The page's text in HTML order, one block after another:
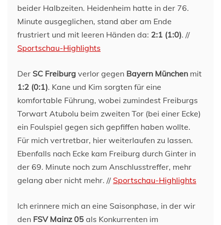
beider Halbzeiten. Heidenheim hatte in der 76.
Minute ausgeglichen, stand aber am Ende
frustriert und mit leeren Händen da: 2:1 (1:0). //
Sportschau-Highlights
Der SC Freiburg verlor gegen Bayern München mit
1:2 (0:1). Kane und Kim sorgten für eine
komfortable Führung, wobei zumindest Freiburgs
Torwart Atubolu beim zweiten Tor (bei einer Ecke)
ein Foulspiel gegen sich gepfiffen haben wollte.
Für mich vertretbar, hier weiterlaufen zu lassen.
Ebenfalls nach Ecke kam Freiburg durch Ginter in
der 69. Minute noch zum Anschlusstreffer, mehr
gelang aber nicht mehr. // Sportschau-Highlights
Ich erinnere mich an eine Saisonphase, in der wir
den FSV Mainz 05 als Konkurrenten im